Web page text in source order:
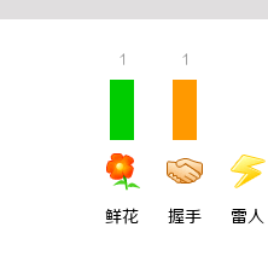
1
鲜花
1
握手 雷人